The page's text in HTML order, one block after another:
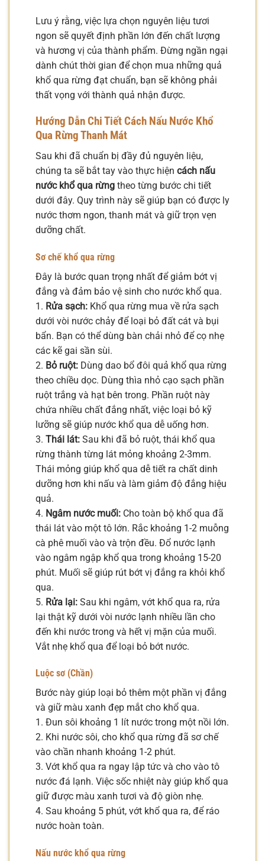
Lưu ý rằng, việc lựa chọn nguyên liệu tươi
ngon sẽ quyết định phần lớn đến chất lượng
và hương vị của thành phẩm. Đừng ngần ngại
dành chút thời gian để chọn mua những quả
khổ qua rừng đạt chuẩn, bạn sẽ không phải
thất vọng với thành quả nhận được.
Hướng Dẫn Chi Tiết Cách Nấu Nước Khổ
Qua Rừng Thanh Mát
Sau khi đã chuẩn bị đầy đủ nguyên liệu,
chúng ta sẽ bắt tay vào thực hiện cách nấu
nước khổ qua rừng theo từng bước chi tiết
dưới đây. Quy trình này sẽ giúp bạn có được ly
nước thơm ngon, thanh mát và giữ trọn vẹn
dưỡng chất.
Sơ chế khổ qua rừng
Đây là bước quan trọng nhất để giảm bớt vị
đắng và đảm bảo vệ sinh cho nước khổ qua.
1. Rửa sạch: Khổ qua rừng mua về rửa sạch
dưới vòi nước chảy để loại bỏ đất cát và bụi
bẩn. Bạn có thể dùng bàn chải nhỏ để cọ nhẹ
các kẽ gai sần sùi.
2. Bỏ ruột: Dùng dao bổ đôi quả khổ qua rừng
theo chiều dọc. Dùng thìa nhỏ cạo sạch phần
ruột trắng và hạt bên trong. Phần ruột này
chứa nhiều chất đắng nhất, việc loại bỏ kỹ
lưỡng sẽ giúp nước khổ qua dễ uống hơn.
3. Thái lát: Sau khi đã bỏ ruột, thái khổ qua
rừng thành từng lát mỏng khoảng 2-3mm.
Thái mỏng giúp khổ qua dễ tiết ra chất dinh
dưỡng hơn khi nấu và làm giảm độ đắng hiệu
quả.
4. Ngâm nước muối: Cho toàn bộ khổ qua đã
thái lát vào một tô lớn. Rắc khoảng 1-2 muỗng
cà phê muối vào và trộn đều. Đổ nước lạnh
vào ngâm ngập khổ qua trong khoảng 15-20
phút. Muối sẽ giúp rút bớt vị đắng ra khỏi khổ
qua.
5. Rửa lại: Sau khi ngâm, vớt khổ qua ra, rửa
lại thật kỹ dưới vòi nước lạnh nhiều lần cho
đến khi nước trong và hết vị mặn của muối.
Vắt nhẹ khổ qua để loại bỏ bớt nước.
Luộc sơ (Chần)
Bước này giúp loại bỏ thêm một phần vị đắng
và giữ màu xanh đẹp mắt cho khổ qua.
1. Đun sôi khoảng 1 lít nước trong một nồi lớn.
2. Khi nước sôi, cho khổ qua rừng đã sơ chế
vào chần nhanh khoảng 1-2 phút.
3. Vớt khổ qua ra ngay lập tức và cho vào tô
nước đá lạnh. Việc sốc nhiệt này giúp khổ qua
giữ được màu xanh tươi và độ giòn nhẹ.
4. Sau khoảng 5 phút, vớt khổ qua ra, để ráo
nước hoàn toàn.
Nấu nước khổ qua rừng